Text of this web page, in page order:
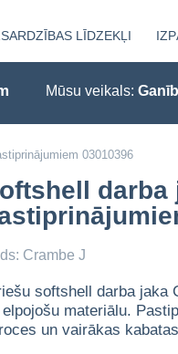
LĪDZEKĻI
Mūsu veikals:
03010396
darba
Crambe J
softshell darba jaka
elpojošu materiālu.
un vairākas